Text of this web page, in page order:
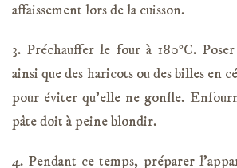
affaissement lors de la cuisson.
3. Préchauffer le four à 180°C.
ainsi que des haricots ou des billes en
pour éviter qu’elle ne gonfle.
pâte doit à peine blondir.
4. Pendant ce temps, préparer